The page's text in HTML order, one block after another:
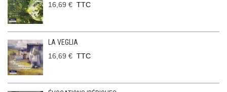
16,69 € TTC
LA VEGLIA
16,69 € TTC